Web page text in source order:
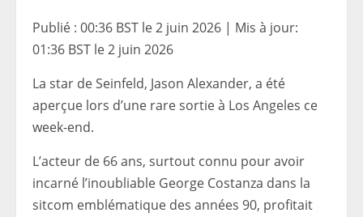
Publié : 00:36 BST le 2 juin 2026 | Mis à jour:
01:36 BST le 2 juin 2026
La star de Seinfeld, Jason Alexander, a été
aperçue lors d’une rare sortie à Los Angeles ce
week-end.
L’acteur de 66 ans, surtout connu pour avoir
incarné l’inoubliable George Costanza dans la
sitcom emblématique des années 90, profitait